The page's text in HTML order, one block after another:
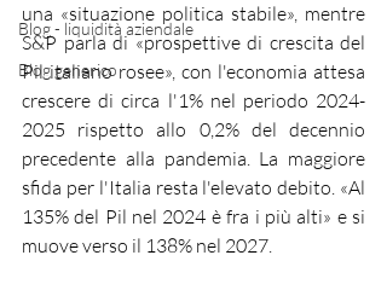
Blog - liquidità aziendale
Blog generico
una «situazione politica stabile», mentre
S&P parla di «prospettive di crescita del
Pil italiano rosee», con l'economia attesa
crescere di circa l'1% nel periodo 2024-
2025 rispetto allo 0,2% del decennio
precedente alla pandemia. La maggiore
sfida per l'Italia resta l'elevato debito. «Al
135% del Pil nel 2024 è fra i più alti» e si
muove verso il 138% nel 2027.